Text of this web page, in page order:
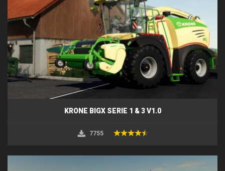
KRONE BIGX SERIE 1 & 3 V1.0
7755